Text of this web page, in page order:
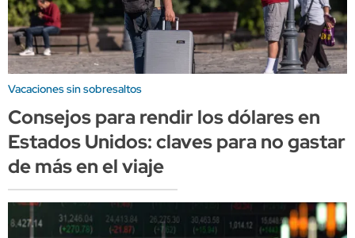
Vacaciones sin sobresaltos
Consejos para rendir los dólares en
Estados Unidos: claves para no gastar
de más en el viaje